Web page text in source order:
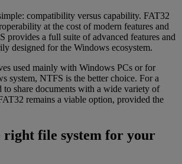
compatibility versus capability. FAT32
at the cost of modern features and
provides a full suite of advanced features and
designed for the Windows ecosystem.
used mainly with Windows PCs or for
system, NTFS is the better choice. For a
to share documents with a wide variety of
remains a viable option, provided the
right file system for your